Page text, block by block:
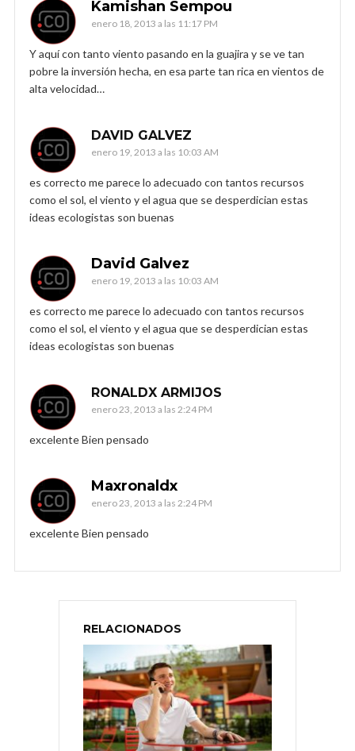
Kamishan Sempou
enero 18, 2013 a las 11:17 PM
Y aquí con tanto viento pasando en la guajira y se ve tan
pobre la inversión hecha, en esa parte tan rica en vientos de
alta velocidad…
DAVID GALVEZ
enero 19, 2013 a las 10:03 AM
es correcto me parece lo adecuado con tantos recursos
como el sol, el viento y el agua que se desperdician estas
ideas ecologistas son buenas
David Galvez
enero 19, 2013 a las 10:03 AM
es correcto me parece lo adecuado con tantos recursos
como el sol, el viento y el agua que se desperdician estas
ideas ecologistas son buenas
RONALDX ARMIJOS
enero 23, 2013 a las 2:24 PM
excelente Bien pensado
Maxronaldx
enero 23, 2013 a las 2:24 PM
excelente Bien pensado
RELACIONADOS